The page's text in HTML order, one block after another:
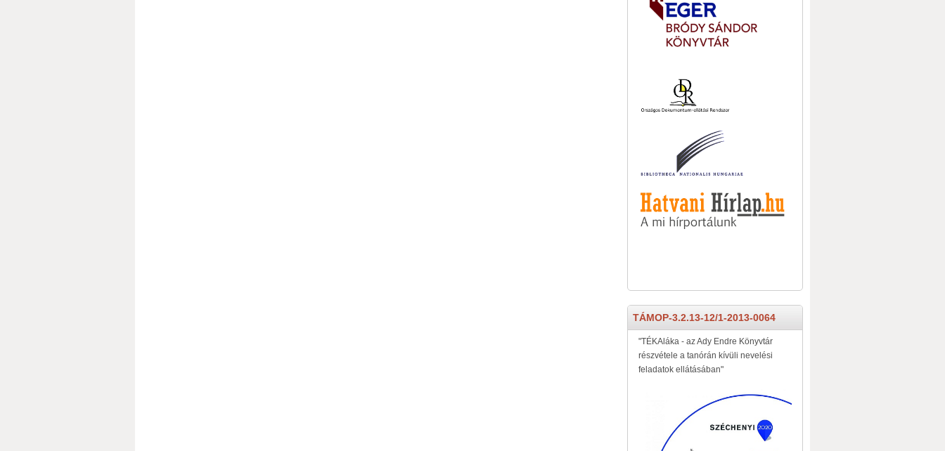
TÁMOP-3.2.13-12/1-2013-0064
"TÉKAláka - az Ady Endre Könyvtár
részvétele a tanórán kívüli nevelési
feladatok ellátásában"